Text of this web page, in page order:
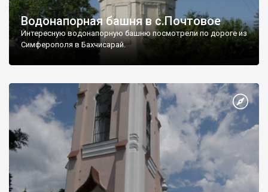
Водонапорная башня в с.Почтовое
Интересную водонапорную башню посмотрели по дороге из
Симферополя в Бахчисарай.